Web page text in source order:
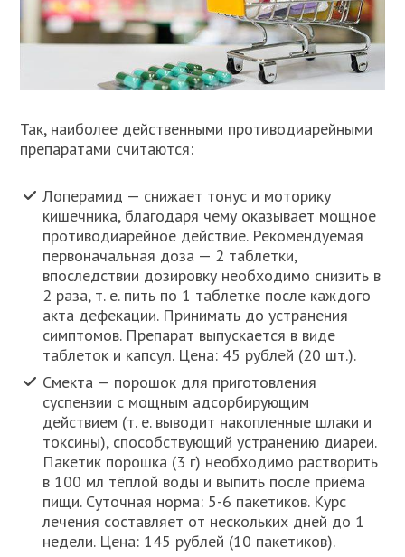
Так, наиболее действенными противодиарейными
препаратами считаются:
Лоперамид — снижает тонус и моторику
кишечника, благодаря чему оказывает мощное
противодиарейное действие. Рекомендуемая
первоначальная доза — 2 таблетки,
впоследствии дозировку необходимо снизить в
2 раза, т. е. пить по 1 таблетке после каждого
акта дефекации. Принимать до устранения
симптомов. Препарат выпускается в виде
таблеток и капсул. Цена: 45 рублей (20 шт.).
Смекта — порошок для приготовления
суспензии с мощным адсорбирующим
действием (т. е. выводит накопленные шлаки и
токсины), способствующий устранению диареи.
Пакетик порошка (3 г) необходимо растворить
в 100 мл тёплой воды и выпить после приёма
пищи. Суточная норма: 5-6 пакетиков. Курс
лечения составляет от нескольких дней до 1
недели. Цена: 145 рублей (10 пакетиков).